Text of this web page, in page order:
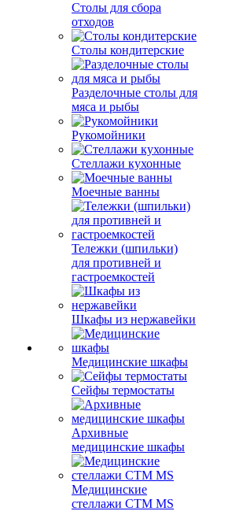
Столы для сбора
отходов
Столы кондитерские
Разделочные столы для
мяса и рыбы
Рукомойники
Стеллажи кухонные
Моечные ванны
Тележки (шпильки)
для противней и
гастроемкостей
Шкафы из нержавейки
Медицинские шкафы
Сейфы термостаты
Архивные
медицинские шкафы
Медицинские
стеллажи CTM MS